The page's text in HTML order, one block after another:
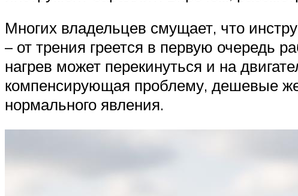
Многих владельцев смущает, что
– от трения греется в первую очередь
нагрев может перекинуться и на
компенсирующая проблему, дешевые же
нормального явления.